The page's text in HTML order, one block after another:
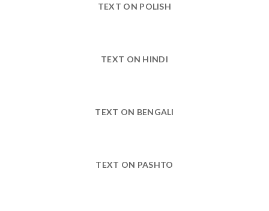
TEXT ON POLISH
TEXT ON HINDI
TEXT ON BENGALI
TEXT ON PASHTO